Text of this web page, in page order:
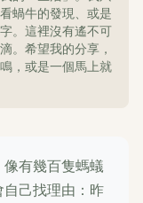
蝸牛的發現、或是
。這裡沒有遙不可
。希望我的分享，
，或是一個馬上就
有幾百隻螞蟻
己找理由：昨